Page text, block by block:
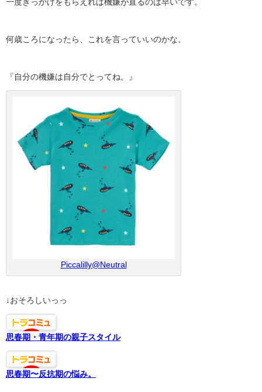
一度きっかけをもらえれば機嫌が直るのは早いです。
何歳ころになったら、これを言っていいのかな。
『自分の機嫌は自分でとってね。』
Piccalilly@Neutral
↓おそろしいっっ
思春期・青年期の親子スタイル
思春期〜反抗期の悩み。